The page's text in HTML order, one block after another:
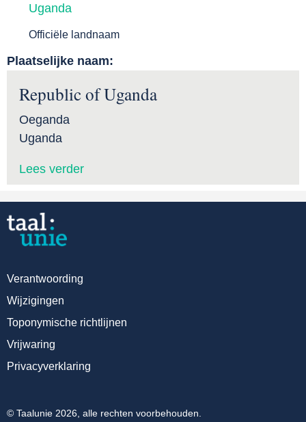
Uganda
Officiële landnaam
Plaatselijke naam:
Republic of Uganda
Oeganda
Uganda
Lees verder
Verantwoording
Wijzigingen
Toponymische richtlijnen
Vrijwaring
Privacyverklaring
© Taalunie 2026, alle rechten voorbehouden.